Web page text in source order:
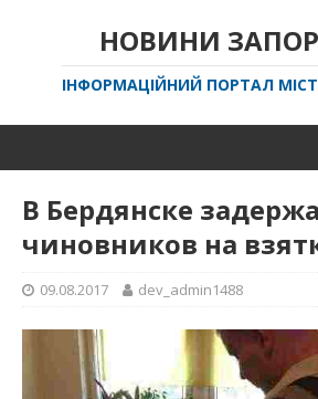
НОВИНИ
ІНФОРМАЦІЙНИЙ ПОРТАЛ
В Бердянске
чиновников на
09.08.2017 dev_admin1488